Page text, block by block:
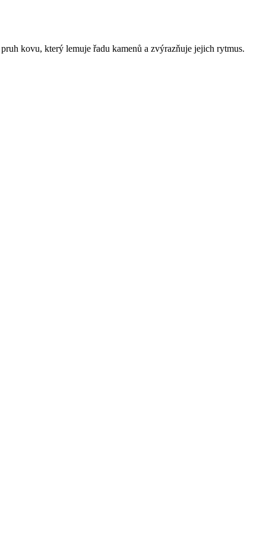
kovu, který lemuje řadu kamenů a zvýrazňuje jejich rytmus.